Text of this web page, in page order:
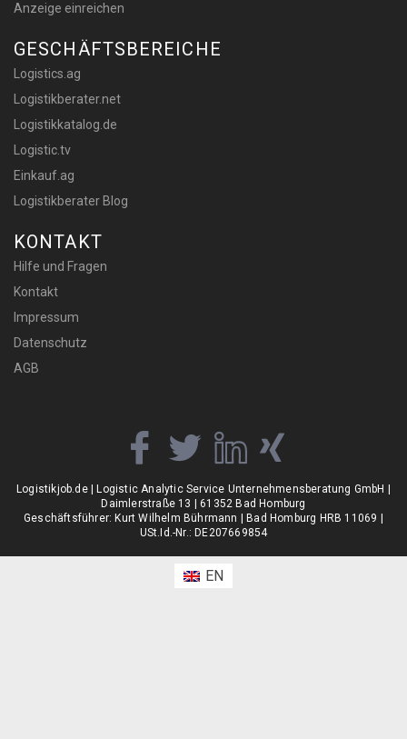
Anzeige einreichen
GESCHÄFTSBEREICHE
Logistics.ag
Logistikberater.net
Logistikkatalog.de
Logistic.tv
Einkauf.ag
Logistikberater Blog
KONTAKT
Hilfe und Fragen
Kontakt
Impressum
Datenschutz
AGB
Logistikjob.de | Logistic Analytic Service Unternehmensberatung GmbH |
Daimlerstraße 13 | 61352 Bad Homburg
Geschäftsführer: Kurt Wilhelm Bührmann | Bad Homburg HRB 11069 |
USt.Id.-Nr.: DE207669854
EN